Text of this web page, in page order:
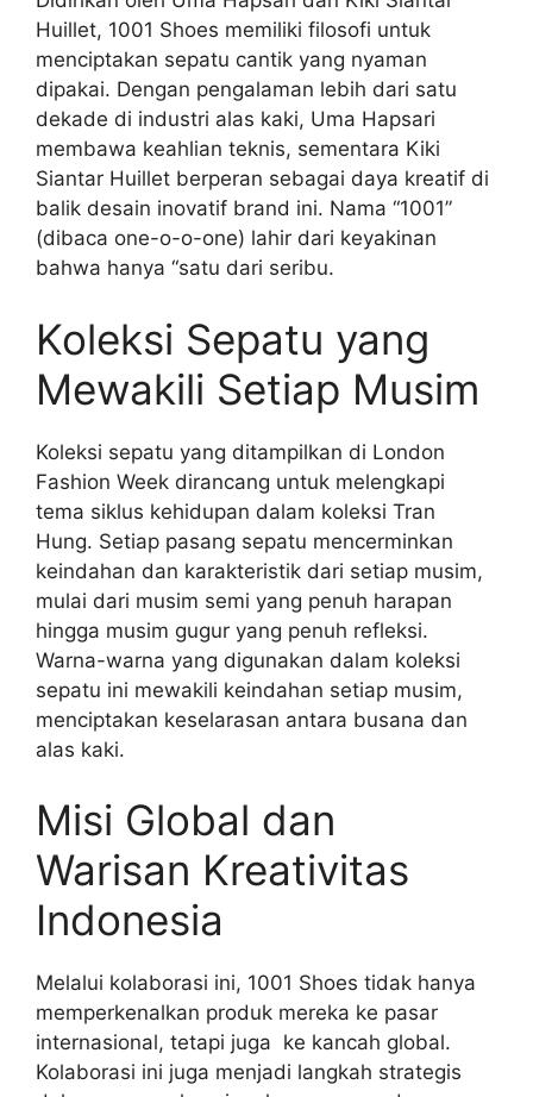
Huillet, 1001 Shoes memiliki filosofi untuk
menciptakan sepatu cantik yang nyaman
dipakai. Dengan pengalaman lebih dari satu
dekade di industri alas kaki, Uma Hapsari
membawa keahlian teknis, sementara Kiki
Siantar Huillet berperan sebagai daya kreatif di
balik desain inovatif brand ini. Nama “1001”
(dibaca one-o-o-one) lahir dari keyakinan
bahwa hanya “satu dari seribu.
Koleksi Sepatu yang
Mewakili Setiap Musim
Koleksi sepatu yang ditampilkan di London
Fashion Week dirancang untuk melengkapi
tema siklus kehidupan dalam koleksi Tran
Hung. Setiap pasang sepatu mencerminkan
keindahan dan karakteristik dari setiap musim,
mulai dari musim semi yang penuh harapan
hingga musim gugur yang penuh refleksi.
Warna-warna yang digunakan dalam koleksi
sepatu ini mewakili keindahan setiap musim,
menciptakan keselarasan antara busana dan
alas kaki.
Misi Global dan
Warisan Kreativitas
Indonesia
Melalui kolaborasi ini, 1001 Shoes tidak hanya
memperkenalkan produk mereka ke pasar
internasional, tetapi juga ke kancah global.
Kolaborasi ini juga menjadi langkah strategis